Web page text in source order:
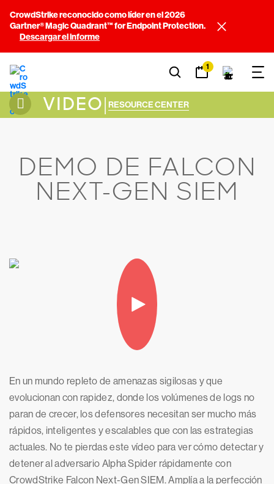
CrowdStrike reconocido como líder en el 2026
Gartner® Magic Quadrant™ for Endpoint Protection.
Descargar el informe
1
VIDEO| RESOURCE CENTER
DEMO DE FALCON
NEXT-GEN SIEM
En un mundo repleto de amenazas sigilosas y que
evolucionan con rapidez, donde los volúmenes de logs no
paran de crecer, los defensores necesitan ser mucho más
rápidos, inteligentes y escalables que con las estrategias
actuales. No te pierdas este vídeo para ver cómo detectar y
detener al adversario Alpha Spider rápidamente con
CrowdStrike Falcon Next-Gen SIEM. Amplía a la perfección